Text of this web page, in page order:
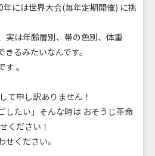
には世界大会(毎年定期開催) に挑
実は年齢層別、帯の色別、体重
るみたいなんです。
。
て申し訳ありません！
したい」そんな時は おそうじ革命
ください！
ください。